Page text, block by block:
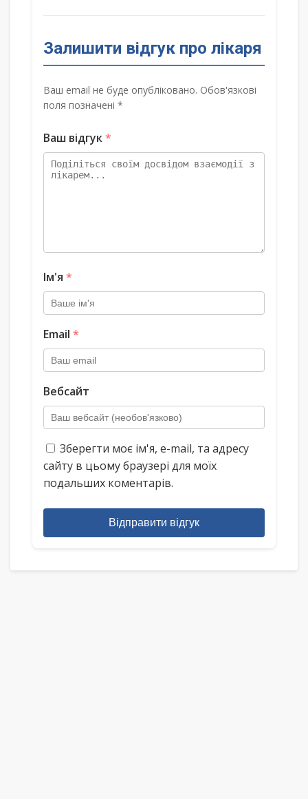
Залишити відгук про лікаря
Ваш email не буде опубліковано. Обов'язкові
поля позначені *
Ваш відгук*
Ім'я *
Email *
Вебсайт
Зберегти моє ім'я, e-mail, та адресу
сайту в цьому браузері для моїх
подальших коментарів.
Відправити відгук